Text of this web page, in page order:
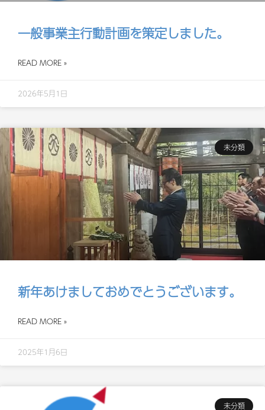
一般事業主行動計画を策定しました。
READ MORE »
2026年5月1日
未分類
新年あけましておめでとうございます。
READ MORE »
2025年1月6日
未分類